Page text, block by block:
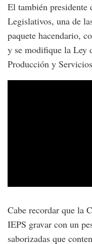
El también presidente
Legislativos, una de
paquete hacendario,
y se modifique la Ley
Producción y
Cabe recordar que la
IEPS gravar con un
saborizadas que